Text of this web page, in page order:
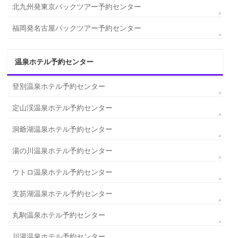
北九州発東京パックツアー予約センター
福岡発名古屋パックツアー予約センター
温泉ホテル予約センター
登別温泉ホテル予約センター
定山渓温泉ホテル予約センター
洞爺湖温泉ホテル予約センター
湯の川温泉ホテル予約センター
ウトロ温泉ホテル予約センター
支笏湖温泉ホテル予約センター
丸駒温泉ホテル予約センター